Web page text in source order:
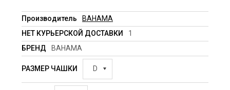
Производитель
BAHAMA
НЕТ КУРЬЕРСКОЙ ДОСТАВКИ
1
БРЕНД
BAHAMA
РАЗМЕР ЧАШКИ D